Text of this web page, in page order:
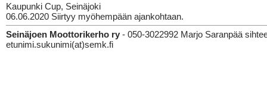
Kaupunki Cup, Seinäjoki
06.06.2020 Siirtyy myöhempään ajankohtaan.
Seinäjoen Moottorikerho ry - 050-3022992 Marjo Saranpää
etunimi.sukunimi(at)semk.fi